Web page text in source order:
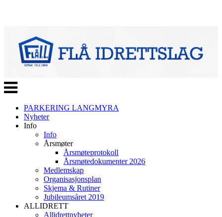
Veksle
navigasjon
PARKERING LANGMYRA
Nyheter
Info
Info
Årsmøter
Årsmøteprotokoll
Årsmøtedokumenter 2026
Medlemskap
Organisasjonsplan
Skjema & Rutiner
Jubileumsåret 2019
ALLIDRETT
Allidrettnyheter